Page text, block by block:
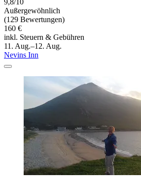
Außergewöhnlich
(129 Bewertungen)
160 €
inkl. Steuern & Gebühren
11. Aug.–12. Aug.
Nevins Inn